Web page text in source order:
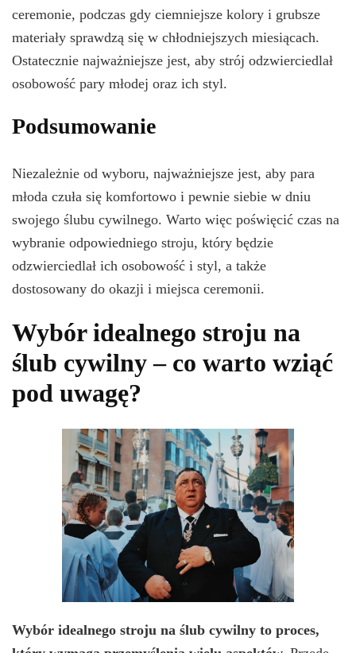
ceremonie, podczas gdy ciemniejsze kolory i grubsze
materiały sprawdzą się w chłodniejszych miesiącach.
Ostatecznie najważniejsze jest, aby strój odzwierciedlał
osobowość pary młodej oraz ich styl.
Podsumowanie
Niezależnie od wyboru, najważniejsze jest, aby para
młoda czuła się komfortowo i pewnie siebie w dniu
swojego ślubu cywilnego. Warto więc poświęcić czas na
wybranie odpowiedniego stroju, który będzie
odzwierciedlał ich osobowość i styl, a także
dostosowany do okazji i miejsca ceremonii.
Wybór idealnego stroju na
ślub cywilny – co warto wziąć
pod uwagę?
Wybór idealnego stroju na ślub cywilny to proces,